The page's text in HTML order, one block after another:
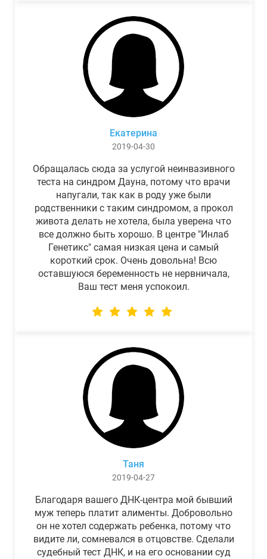
Екатерина
2019-04-30
Обращалась сюда за услугой неинвазивного
теста на синдром Дауна, потому что врачи
напугали, так как в роду уже были
родственники с таким синдромом, а прокол
живота делать не хотела, была уверена что
все должно быть хорошо. В центре "Инлаб
Генетикс" самая низкая цена и самый
короткий срок. Очень довольна! Всю
оставшуюся беременность не нервничала,
Ваш тест меня успокоил.
Таня
2019-04-27
Благодаря вашего ДНК-центра мой бывший
муж теперь платит алименты. Добровольно
он не хотел содержать ребенка, потому что
видите ли, сомневался в отцовстве. Сделали
судебный тест ДНК, и на его основании суд